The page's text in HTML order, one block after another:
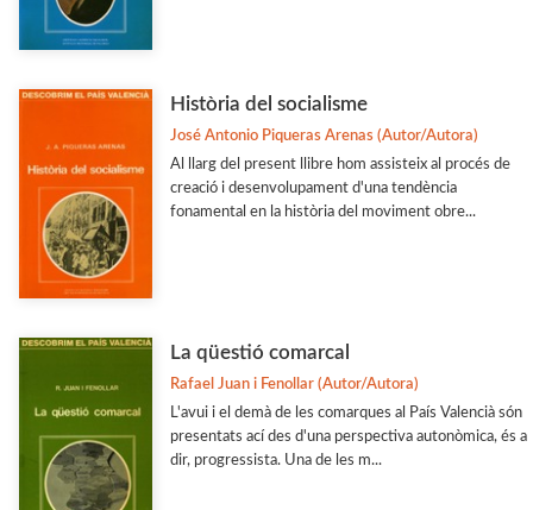
Història del socialisme
José Antonio Piqueras Arenas (Autor/Autora)
Al llarg del present llibre hom assisteix al procés de
creació i desenvolupament d'una tendència
fonamental en la història del moviment obre...
La qüestió comarcal
Rafael Juan i Fenollar (Autor/Autora)
L'avui i el demà de les comarques al País Valencià són
presentats ací des d'una perspectiva autonòmica, és a
dir, progressista. Una de les m...